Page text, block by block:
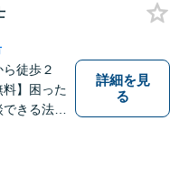
を目指し
ございま
談下さ
ら徒歩２
】困った
きる法律
詳細を見
る